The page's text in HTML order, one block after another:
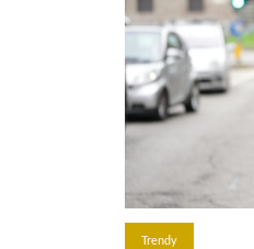
Trendy